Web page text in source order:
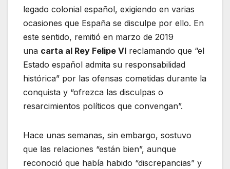
legado colonial español, exigiendo en varias
ocasiones que España se disculpe por ello. En
este sentido, remitió en marzo de 2019
una carta al Rey Felipe VI reclamando que “el
Estado español admita su responsabilidad
histórica” por las ofensas cometidas durante la
conquista y “ofrezca las disculpas o
resarcimientos políticos que convengan”.
Hace unas semanas, sin embargo, sostuvo
que las relaciones “están bien”, aunque
reconoció que había habido “discrepancias” y